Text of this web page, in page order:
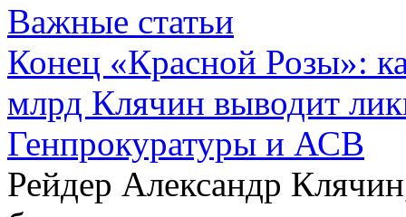
Важные статьи
Конец «Красной Розы»:
млрд Клячин выводит
Генпрокуратуры и АСВ
Рейдер Александр